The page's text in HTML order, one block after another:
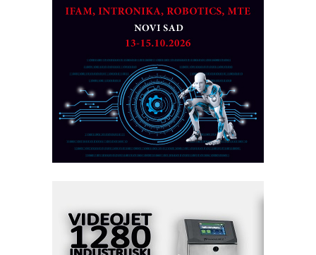
MAREX - Lim i mašine za savremena
Marcom-plast d.o.o.- vaš pouzdan
partner
CTO - Prilagodite svoju toplinsku
obradu!
Razvoj asortimanskog pravca MINI-
PLC AKYTEC
AUKOM: Svetski standard metrologije
dostupan u Srbiji
I.SAFE MOBILE revolucioniše
industrijsku automatizaciju
pionirskimmobile operator PANEL-OM